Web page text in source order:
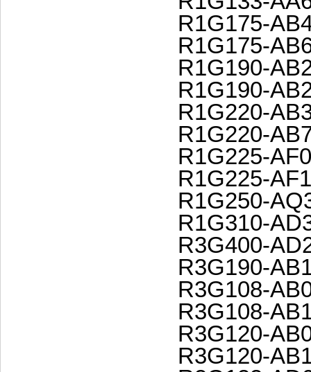
R1G175-
R1G175-
R1G190-
R1G190-
R1G220-
R1G220-
R1G225-
R1G225-
R1G250-
R1G310-
R3G400-
R3G190-
R3G108-
R3G108-
R3G120-
R3G120-